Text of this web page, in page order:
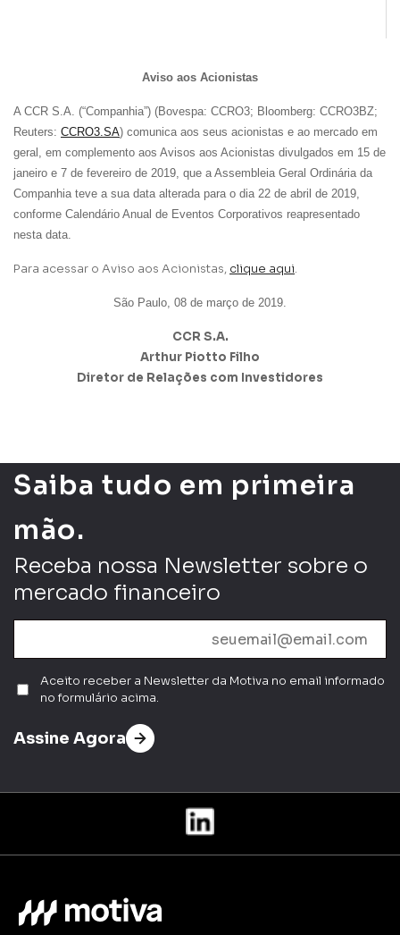
Aviso aos Acionistas
A CCR S.A. (“Companhia”) (Bovespa: CCRO3; Bloomberg: CCRO3BZ;
Reuters: CCRO3.SA) comunica aos seus acionistas e ao mercado em
geral, em complemento aos Avisos aos Acionistas divulgados em 15 de
janeiro e 7 de fevereiro de 2019, que a Assembleia Geral Ordinária da
Companhia teve a sua data alterada para o dia 22 de abril de 2019,
conforme Calendário Anual de Eventos Corporativos reapresentado
nesta data.
Para acessar o Aviso aos Acionistas, clique aqui.
São Paulo, 08 de março de 2019.
CCR S.A.
Arthur Piotto Filho
Diretor de Relações com Investidores
Empresa
Enviar
Saiba tudo em primeira
mão.
Receba nossa Newsletter sobre o
mercado financeiro
Aceito receber a Newsletter da Motiva no email informado
no formulário acima.
Assine Agora